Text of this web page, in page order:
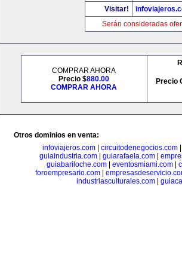
Visitar!
Serán consideradas
COMPRAR AHORA
Precio $880.00
COMPRAR AHORA
Precio
Otros dominios en venta:
infoviajeros.com
circuitodenegocios.com
guiaindustria.com
guiarafaela.com
guiabariloche.com
eventosmiami.com
foroempresario.com|
industriasculturales.com|